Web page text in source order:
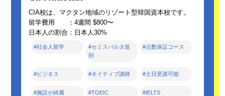
CIA校は、マクタン地域のリゾート型韓国資本校です。
留学費用 ：4週間 $800〜
日本人の割合：日本人30%
#社会人留学
#セミスパルタ規
則
#点数保証コース
#ビジネス #ネイティブ講師 #土日受講可能
#施設が綺麗 #TOEIC #IELTS